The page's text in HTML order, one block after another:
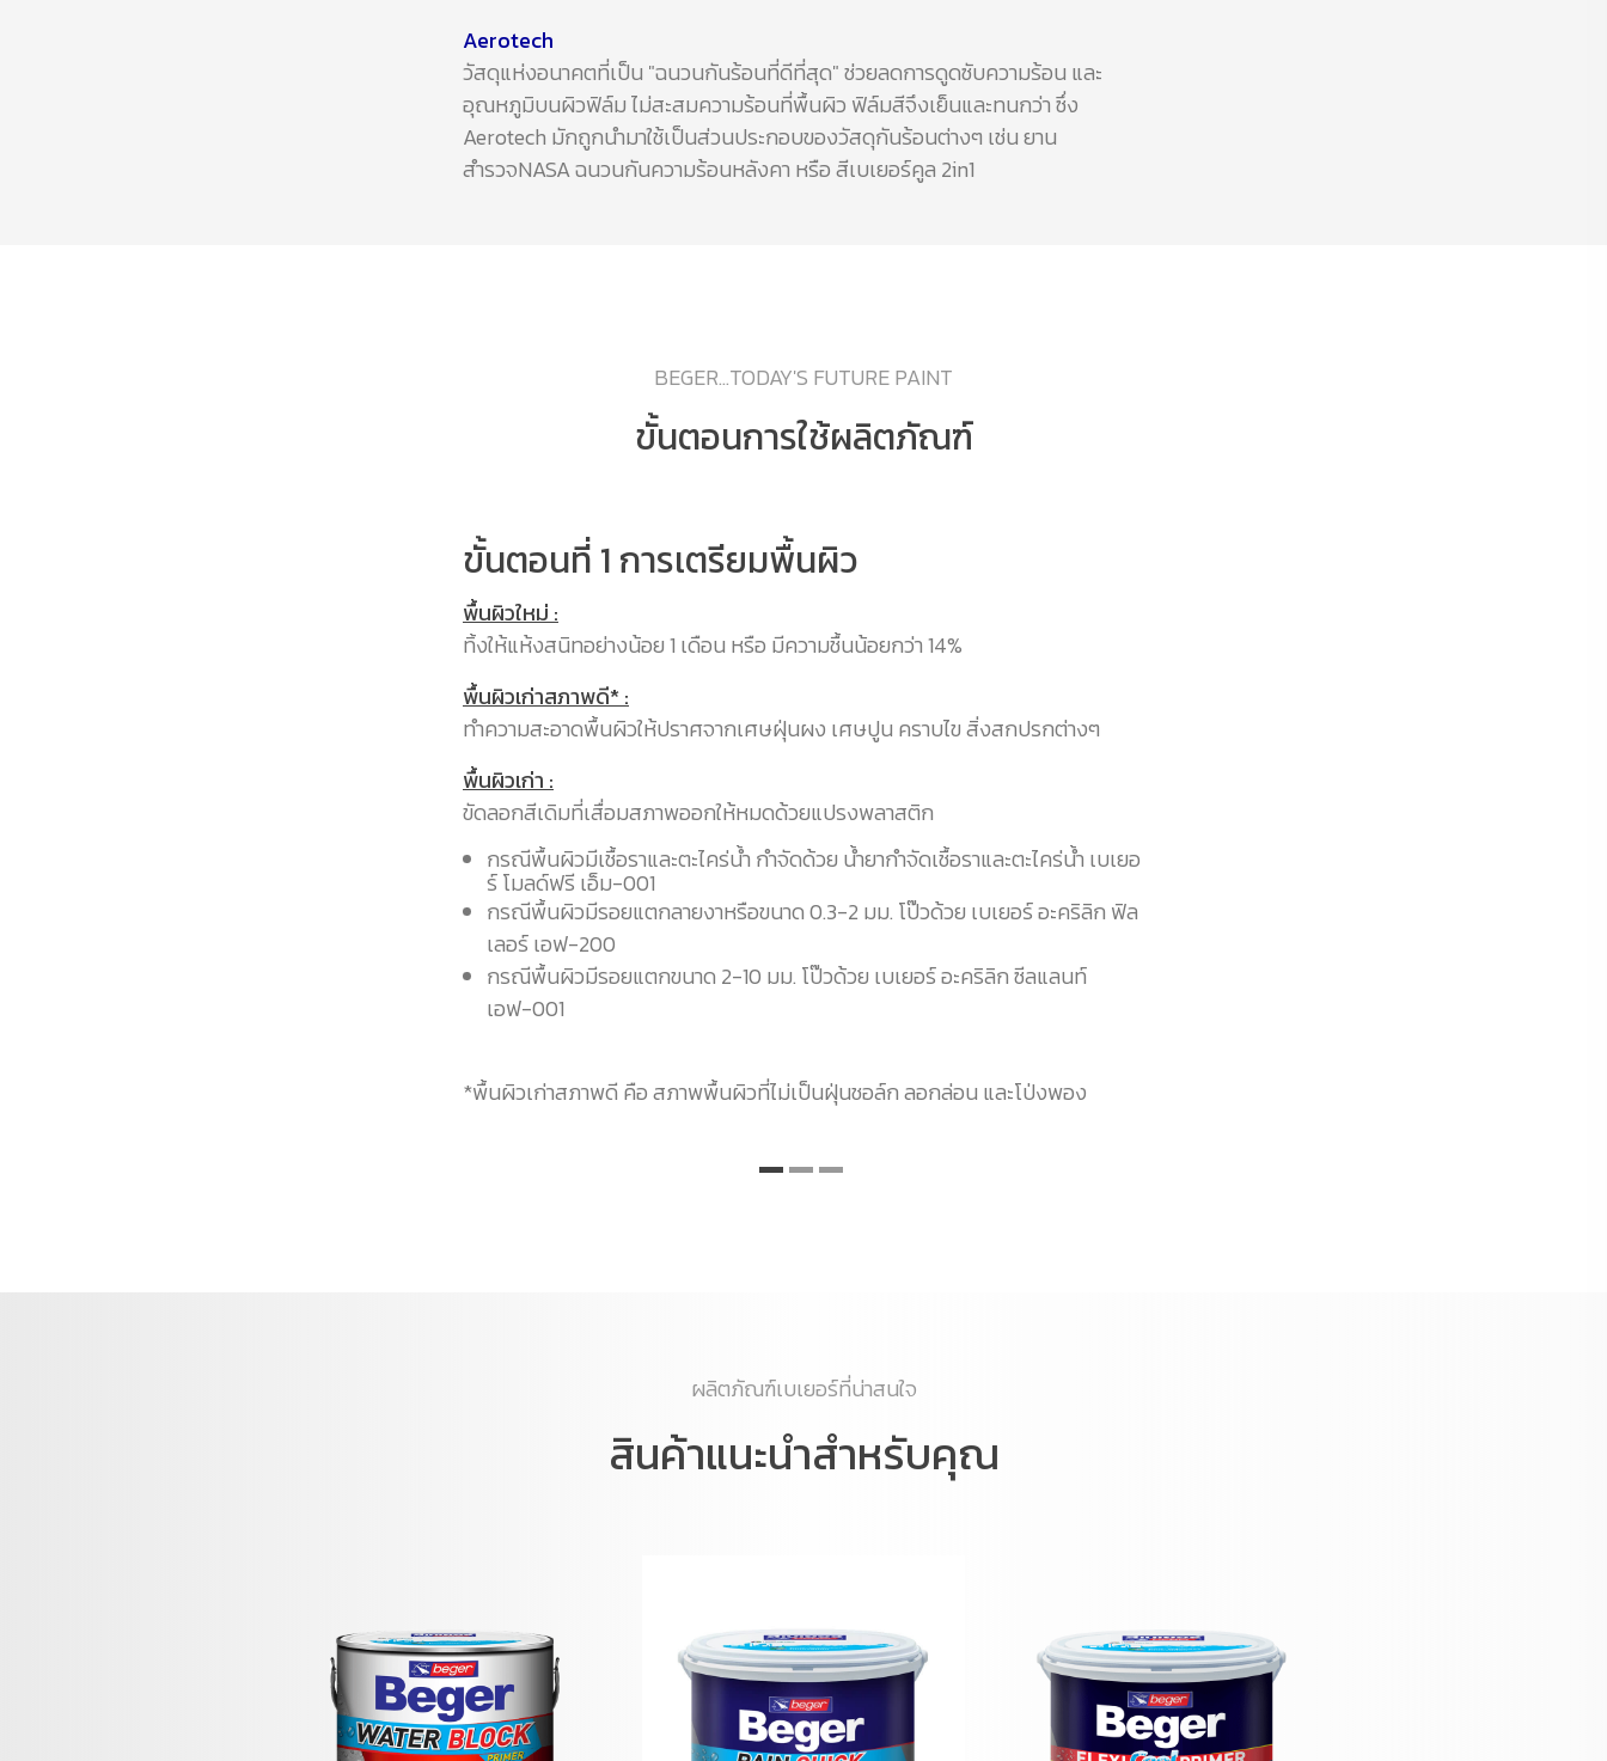
Aerotech
วัสดุแห่งอนาคตที่เป็น "ฉนวนกันร้อนที่ดีที่สุด" ช่วยลดการดูดซับความร้อน และ
อุณหภูมิบนผิวฟิล์ม ไม่สะสมความร้อนที่พื้นผิว ฟิล์มสีจึงเย็นและทนกว่า ซึ่ง
Aerotech มักถูกนำมาใช้เป็นส่วนประกอบของวัสดุกันร้อนต่างๆ เช่น ยาน
สำรวจNASA ฉนวนกันความร้อนหลังคา หรือ สีเบเยอร์คูล 2in1
BEGER...TODAY'S FUTURE PAINT
ขั้นตอนการใช้ผลิตภัณฑ์
ขั้นตอนที่ 1 การเตรียมพื้นผิว
พื้นผิวใหม่ :
ทิ้งให้แห้งสนิทอย่างน้อย 1 เดือน หรือ มีความชื้นน้อยกว่า 14%
พื้นผิวเก่าสภาพดี* :
ทำความสะอาดพื้นผิวให้ปราศจากเศษฝุ่นผง เศษปูน คราบไข สิ่งสกปรกต่างๆ
พื้นผิวเก่า :
ขัดลอกสีเดิมที่เสื่อมสภาพออกให้หมดด้วยแปรงพลาสติก
กรณีพื้นผิวมีเชื้อราและตะไคร่น้ำ กำจัดด้วย น้ำยากำจัดเชื้อราและตะไคร่น้ำ เบเยอ
ร์ โมลด์ฟรี เอ็ม-001
กรณีพื้นผิวมีรอยแตกลายงาหรือขนาด 0.3-2 มม. โป๊วด้วย เบเยอร์ อะคริลิก ฟิล
เลอร์ เอฟ-200
กรณีพื้นผิวมีรอยแตกขนาด 2-10 มม. โป๊วด้วย เบเยอร์ อะคริลิก ซีลแลนท์
เอฟ-001
*พื้นผิวเก่าสภาพดี คือ สภาพพื้นผิวที่ไม่เป็นฝุ่นชอล์ก ลอกล่อน และโป่งพอง
ผลิตภัณฑ์เบเยอร์ที่น่าสนใจ
สินค้าแนะนำสำหรับคุณ